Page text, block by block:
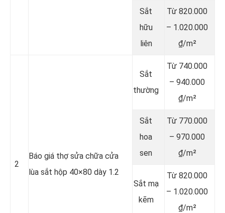
Sắt
hữu
liên
Từ 820.000
– 1.020.000
₫/m²
2
Báo giá thợ sửa chữa cửa
lùa sắt hộp 40×80 dày 1.2
Sắt
thường
Từ 740.000
– 940.000
₫/m²
Sắt
hoa
sen
Từ 770.000
– 970.000
₫/m²
Sắt mạ
kẽm
Từ 820.000
– 1.020.000
₫/m²